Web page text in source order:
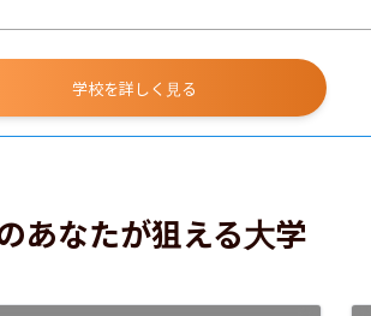
学校を詳しく見る
あなたが狙える大学